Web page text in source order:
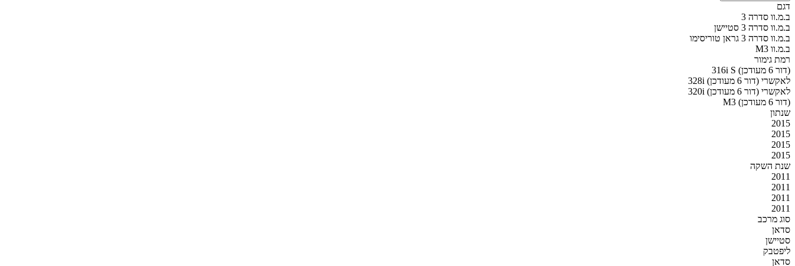
דגם
ב.מ.וו סדרה 3
ב.מ.וו סדרה 3 סטיישן
ב.מ.וו סדרה 3 גראן טוריסימו
ב.מ.וו M3
רמת גימור
316i S (דור 6 מעודכן)
328i לאקשרי (דור 6 מעודכן)
320i לאקשרי (דור 6 מעודכן)
M3 (דור 6 מעודכן)
שנתון
2015
2015
2015
2015
שנת השקה
2011
2011
2011
2011
סוג מרכב
סדאן
סטיישן
ליפטבק
סדאן